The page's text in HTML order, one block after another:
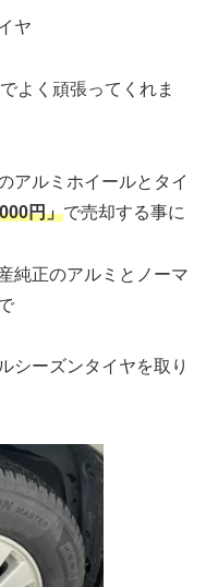
ヤ
よく頑張ってくれま
アルミホイールとタイ
円」で売却する事に
純正のアルミとノーマ
シーズンタイヤを取り